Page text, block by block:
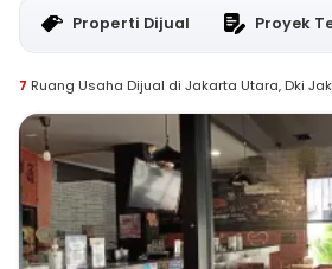
Properti Dijual Proyek
7 Ruang Usaha Dijual di Jakarta Utara, Dki